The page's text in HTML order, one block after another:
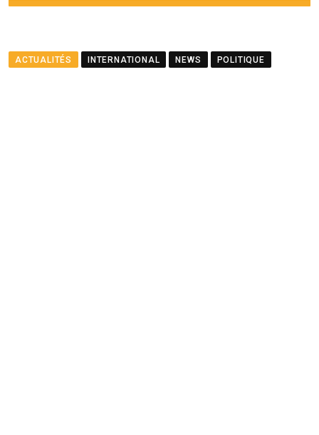
ACTUALITÉS INTERNATIONAL NEWS POLITIQUE